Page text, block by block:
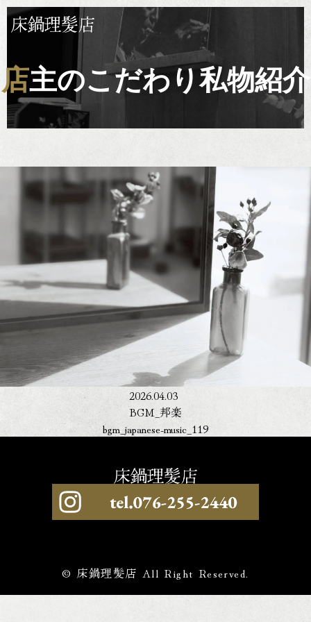
店主のこだわり私物紹介
2026.04.03
BGM_邦楽
bgm_japanese-music_119
© 床鍋理髪店 All Right Reserved.